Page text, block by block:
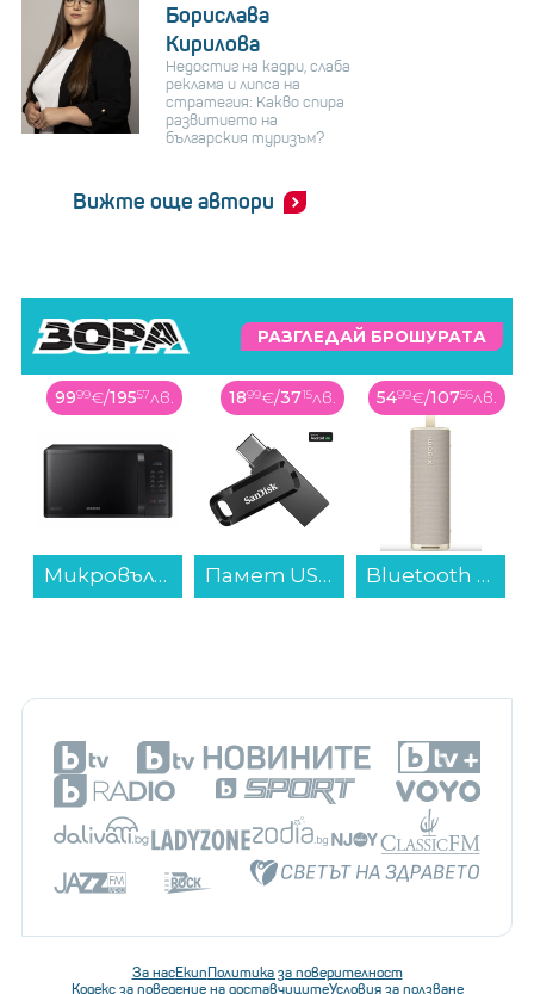
Борислава
Кирилова
Недостиг на кадри, слаба
реклама и липса на
стратегия: Какво спира
развитието на
българския туризъм?
Вижте още автори
РАЗГЛЕДАЙ БРОШУРАТА
9999€/19557лв.
Микровълнова фурна Samsung MS23K3513AK/OL , 23 Литри, 800 W...
1899€/3715лв.
Памет USB SanDisk Ultra Dual USB-C/USB 3.1 64GB SDDDC3-064G-G46...
5499€/10756лв.
Bluetooth колонка Xiaomi Sound Outdoor Gold S29H-GL QBH4370GL...
За насЕкипПолитика за поверителност
Кодекс за поведение на доставчицитеУсловия за ползване